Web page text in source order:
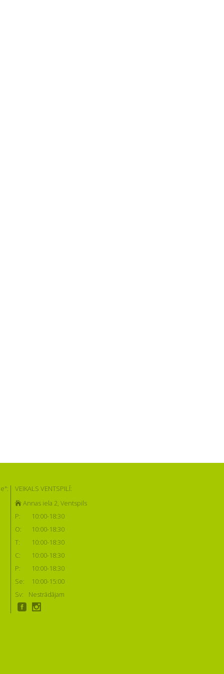
VEIKALS VENTSPILĪ:
Annas iela 2, Ventspils
P:
10:00-18:30
O:
10:00-18:30
T:
10:00-18:30
C:
10:00-18:30
P:
10:00-18:30
Se:
10:00-15:00
Sv:
Nestrādājam